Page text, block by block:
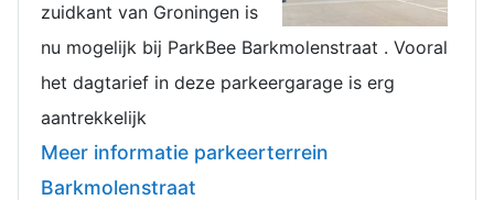
zuidkant van Groningen is
nu mogelijk bij ParkBee Barkmolenstraat . Vooral
het dagtarief in deze parkeergarage is erg
aantrekkelijk
Meer informatie parkeerterrein
Barkmolenstraat